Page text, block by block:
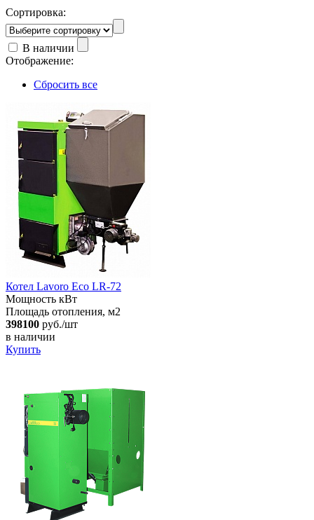
Сортировка:
В наличии
Отображение:
Сбросить все
Котел Lavoro Eco LR-72
Мощность кВт
Площадь отопления, м2
398100 руб./шт
в наличии
Купить